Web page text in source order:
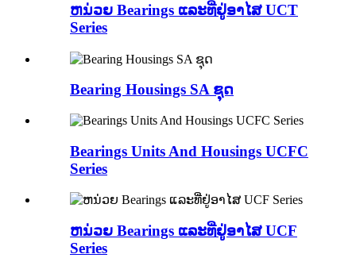
ຫນ່ວຍ Bearings ແລະທີ່ຢູ່ອາໄສ UCT
Series
Bearing Housings SA ຊຸດ
Bearings Units And Housings UCFC
Series
ຫນ່ວຍ Bearings ແລະທີ່ຢູ່ອາໄສ UCF
Series